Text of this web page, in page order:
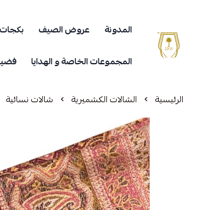
مشالح المهدي الملكية
المدونة عروض الصيف بكجات
المجموعات الخاصة و الهدايا
الرئيسية الشالات الكشميرية شالات نسائية